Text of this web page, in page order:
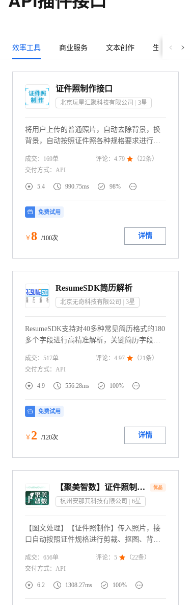
效率工具 商业服务 文本创作 生活服务
证件照制作接口
北京玩星汇聚科技有限公司 3星
将用户上传的普通照片，自动去除背景，换
背景，自动按照证件照各种规格要求进行裁
成交： 169单 评论： 4.79  （22条）
交付方式： API
 5.4  990.75ms  98% 
免费试用
￥8 /100次 详情
ResumeSDK简历解析
北京无奇科技有限公司 3星
ResumeSDK支持对40多种常见简历格式的180
多个字段进行高精准解析，关键简历字段解
学习的建模技术，使得ResumeSDK的解析效
果更加智能，同时具有更强的泛化能力，能
够应对各种风格的简历文本。
成交： 517单 评论： 4.97  （21条）
交付方式： API
 4.9  556.28ms  100% 
免费试用
￥ 2 /120次 详情
【聚美智数】证件照制作-证件照生成-证件照优化-证件照制作接口 优品
杭州安那其科技有限公司 6星
【图文处理】【证件照制作】传入照片，接
口自动按照证件规格进行剪裁、抠图、背景
测接口可用于检测证件照是否合格，可搭配
使用。—— 我们只做精品！
成交： 656单 评论： 5  （22条）
交付方式： API
 6.2  1308.27ms  100% 